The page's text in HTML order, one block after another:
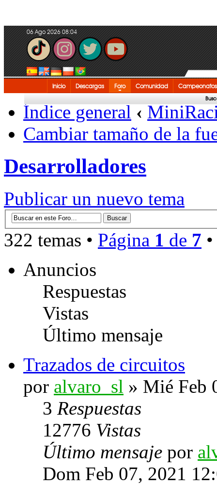
06 Ago 2026 08:04
Inicio Descargas Foro Comunidad Campeonatos
Índice general ‹
Cambiar tamaño de la
Desarrolladores
Publicar un nuevo tema
322 temas • Página 1 de 7
Anuncios
Respuestas
Vistas
Último mensaje
Trazados de circuitos
por alvaro_sl » Mié Feb
3 Respuestas
12776 Vistas
Último mensaje por
Dom Feb 07, 2021